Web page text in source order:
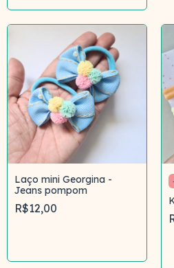
Laço mini Georgina -
Jeans pompom
R$12,00